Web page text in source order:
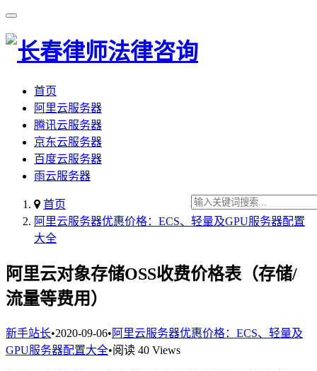
首页
阿里云服务器
腾讯云服务器
京东云服务器
百度云服务器
雨云服务器
首页
阿里云服务器优惠价格：ECS、轻量及GPU服务器配置
大全
阿里云对象存储OSS收费价格表（存储/
流量等费用）
新手站长•2020-09-06• 阿里云服务器优惠价格：ECS、轻量及
GPU服务器配置大全•阅读 40 Views